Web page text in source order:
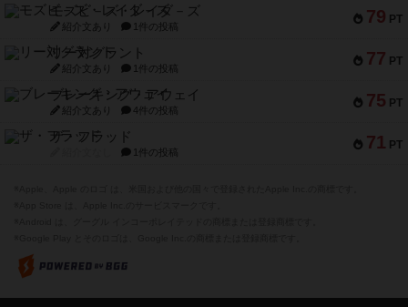
79 PT
モズビ－ズ・レイダ－ズ
紹介文あり 1件の投稿
77 PT
リー対グラント
紹介文あり 1件の投稿
75 PT
ブレーキング・アウェイ
紹介文あり 4件の投稿
71 PT
ザ・フラッド
1件の投稿